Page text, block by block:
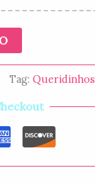
Tag: Queridinhos